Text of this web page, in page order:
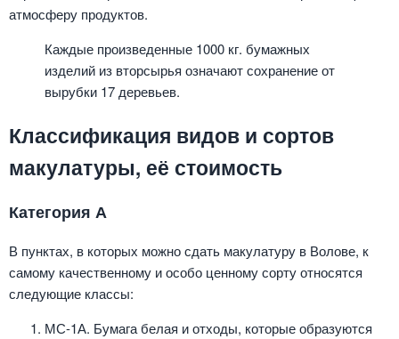
атмосферу продуктов.
Каждые произведенные 1000 кг. бумажных
изделий из вторсырья означают сохранение от
вырубки 17 деревьев.
Классификация видов и сортов
макулатуры, её стоимость
Категория А
В пунктах, в которых можно сдать макулатуру в Волове, к
самому качественному и особо ценному сорту относятся
следующие классы:
МС-1А. Бумага белая и отходы, которые образуются